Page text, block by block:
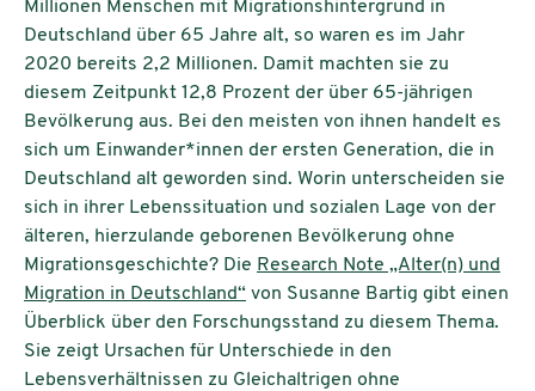
Millionen Menschen mit Migrationshintergrund in
Deutschland über 65 Jahre alt, so waren es im Jahr
2020 bereits 2,2 Millionen. Damit machten sie zu
diesem Zeitpunkt 12,8 Prozent der über 65-jährigen
Bevölkerung aus. Bei den meisten von ihnen handelt es
sich um Einwander*innen der ersten Generation, die in
Deutschland alt geworden sind. Worin unterscheiden sie
sich in ihrer Lebenssituation und sozialen Lage von der
älteren, hierzulande geborenen Bevölkerung ohne
Migrationsgeschichte? Die Research Note „Alter(n) und
Migration in Deutschland“ von Susanne Bartig gibt einen
Überblick über den Forschungsstand zu diesem Thema.
Sie zeigt Ursachen für Unterschiede in den
Lebensverhältnissen zu Gleichaltrigen ohne